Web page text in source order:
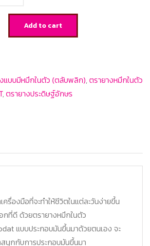
Add to cart
แบบมีหมึกในตัว (ตลับพลิก),ตรายางหมึกในตัว
,ตรายางประดิษฐ์อักษร
ครื่องมือที่จะทำให้ชีวิตในแต่ละวันง่ายขึ้น
กที่ดี ด้วยตรายางหมึกในตัว
แบบประกอบมันขึ้นมาด้วยตนเอง จะ
นุกกับการประกอบมันขึ้นมา